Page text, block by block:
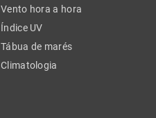
Vento hora a hora
Índice UV
Tábua de marés
Climatologia